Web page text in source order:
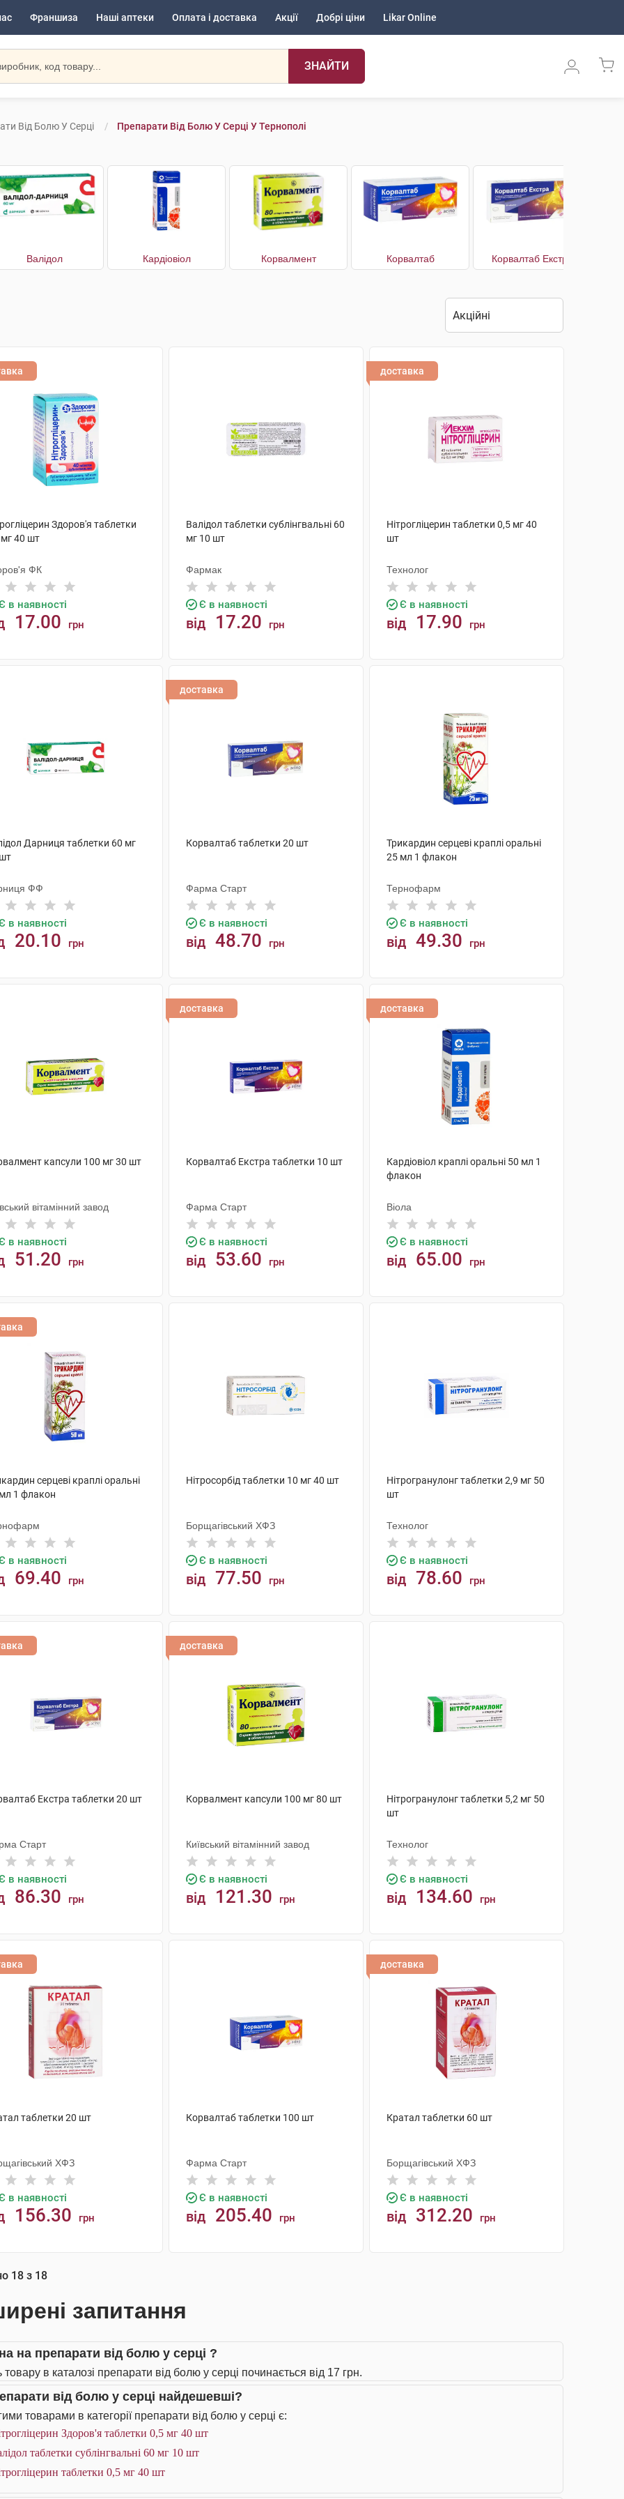
Франшиза Наші аптеки Оплата і доставка Акції Добрі ціни Likar Online
ЗНАЙТИ
Від Болю У Серці Препарати Від Болю У Серці У Тернополі
Валідол Кардіовіол Корвалмент Корвалтаб Корвалтаб Екстра
Здоров'я таблетки
40 шт
ФК
в наявності
17.00 грн
Валідол таблетки сублінгвальні 60
мг 10 шт
Фармак
Є в наявності
від 17.20 грн
доставка
Нітрогліцерин таблетки 0,5 мг 40
шт
Технолог
Є в наявності
від 17.90 грн
Дарниця таблетки 60 мг
ФФ
в наявності
20.10 грн
доставка
Корвалтаб таблетки 20 шт
Фарма Старт
Є в наявності
від 48.70 грн
Трикардин серцеві краплі оральні
25 мл 1 флакон
Тернофарм
Є в наявності
від 49.30 грн
капсули 100 мг 30 шт
вітамінний завод
в наявності
51.20 грн
доставка
Корвалтаб Екстра таблетки 10 шт
Фарма Старт
Є в наявності
від 53.60 грн
доставка
Кардіовіол краплі оральні 50 мл 1
флакон
Віола
Є в наявності
від 65.00 грн
серцеві краплі оральні
1 флакон
в наявності
69.40 грн
Нітросорбід таблетки 10 мг 40 шт
Борщагівський ХФЗ
Є в наявності
від 77.50 грн
Нітрогранулонг таблетки 2,9 мг 50
шт
Технолог
Є в наявності
від 78.60 грн
Екстра таблетки 20 шт
Старт
в наявності
86.30 грн
доставка
Корвалмент капсули 100 мг 80 шт
Київський вітамінний завод
Є в наявності
від 121.30 грн
Нітрогранулонг таблетки 5,2 мг 50
шт
Технолог
Є в наявності
від 134.60 грн
таблетки 20 шт
ХФЗ
в наявності
156.30 грн
Корвалтаб таблетки 100 шт
Фарма Старт
Є в наявності
від 205.40 грн
доставка
Кратал таблетки 60 шт
Борщагівський ХФЗ
Є в наявності
від 312.20 грн
18 з 18
запитання
на препарати від болю у серці ?
товару в каталозі препарати від болю у серці починається від 17 грн.
від болю у серці найдешевші?
товарами в категорії препарати від болю у серці є:
Здоров'я таблетки 0,5 мг 40 шт
таблетки сублінгвальні 60 мг 10 шт
таблетки 0,5 мг 40 шт